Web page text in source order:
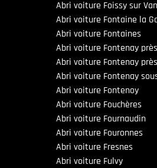
Abri voiture Foissy sur
Abri voiture Fontaine la
Abri voiture Fontaines
Abri voiture Fontenay
Abri voiture Fontenay
Abri voiture Fontenay
Abri voiture Fontenoy
Abri voiture Fouchères
Abri voiture Fournaudin
Abri voiture Fouronnes
Abri voiture Fresnes
Abri voiture Fulvy